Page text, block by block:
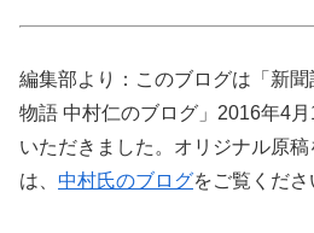
編集部より：このブログは「新
物語 中村仁のブログ」2016年4
いただきました。オリジナル原
は、 中村氏のブログをご覧くださ